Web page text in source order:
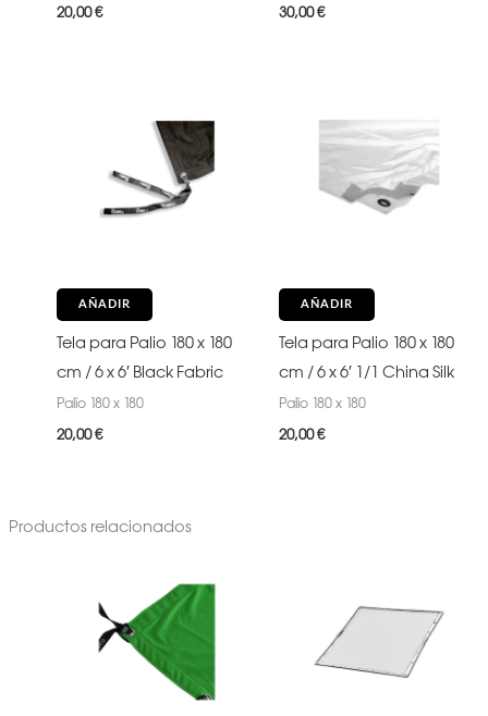
20,00€ 30,00€
AÑADIR
Tela para Palio 180 x 180
cm / 6 x 6′ Black Fabric
Palio 180 x 180
20,00€
AÑADIR
Tela para Palio 180 x 180
cm / 6 x 6′ 1/1 China Silk
Palio 180 x 180
20,00€
Productos relacionados